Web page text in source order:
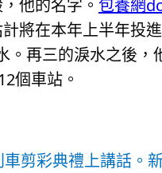
他的名字。 包養網
將在本年上半年投
再三的淚水之後，
個車站。
剪彩典禮上講話。